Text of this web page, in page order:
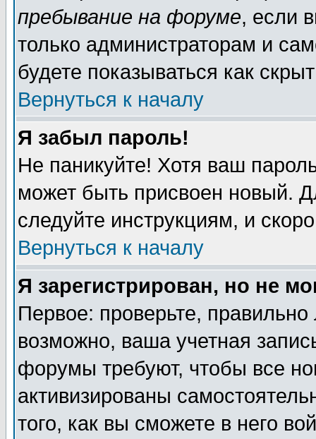
пребывание на форуме, если
только администраторам и
будете показываться как
Вернуться к началу
Я забыл пароль!
Не паникуйте! Хотя ваш
может быть присвоен новый.
следуйте инструкциям, и
Вернуться к началу
Я зарегистрирован, но не
Первое: проверьте,
возможно, ваша учетная
форумы требуют, чтобы все
активизированы
того, как вы сможете в него